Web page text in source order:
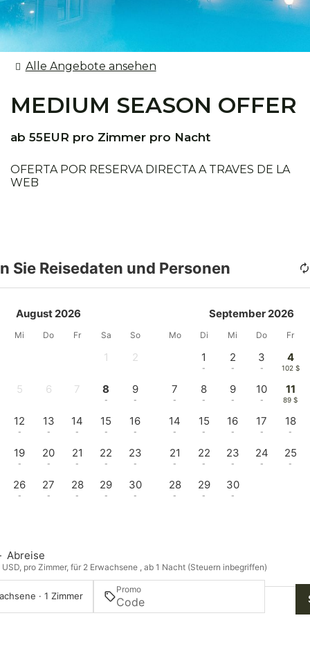
Alle Angebote ansehen
MEDIUM SEASON OFFER
ab 55EUR pro Zimmer pro Nacht
OFERTA POR RESERVA DIRECTA A TRAVES DE LA
WEB
Sie Reisedaten und Personen
August 2026
Mi Do Fr Sa So
1 2
5 6 7 8
-
9
-
12
-
13
-
14
-
15
-
16
-
19
-
20
-
21
-
22
-
23
-
26
-
27
-
28
-
29
-
30
-
September 2026
Mo Di Mi Do Fr
1
-
2
-
3
-
4
102 $
7
-
8
-
9
-
10
-
11
89 $
14
-
15
-
16
-
17
-
18
-
21
-
22
-
23
-
24
-
25
-
28
-
29
-
30
-
Abreise
pro Zimmer, für 2 Erwachsene , ab 1 Nacht (Steuern inbegriffen)
· 1 Zimmer
Promo